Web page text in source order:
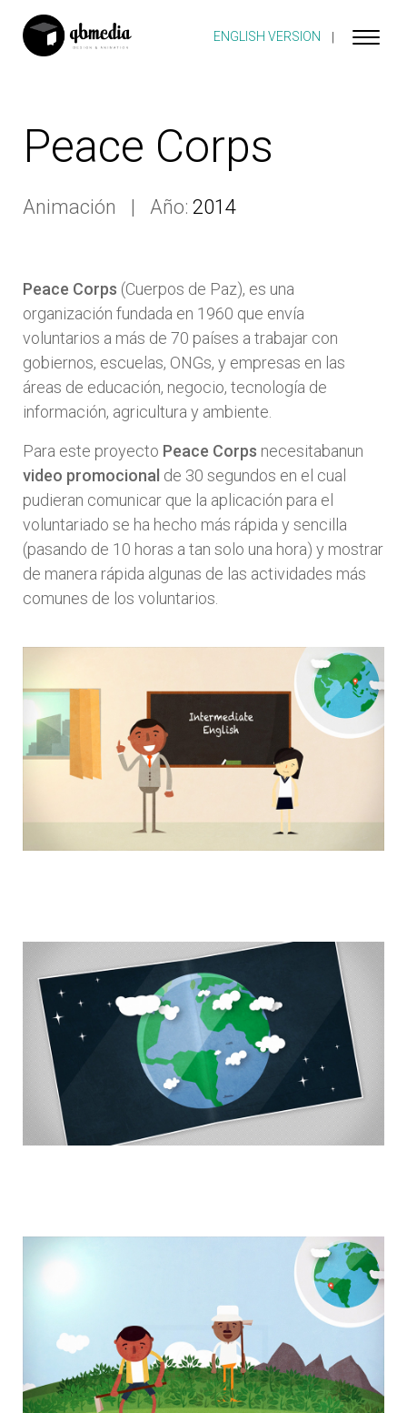
ENGLISH VERSION
Peace Corps
Animación Año: 2014
Peace Corps (Cuerpos de Paz), es una
organización fundada en 1960 que envía
voluntarios a más de 70 países a trabajar con
gobiernos, escuelas, ONGs, y empresas en las
áreas de educación, negocio, tecnología de
información, agricultura y ambiente.
Para este proyecto Peace Corps necesitabanun
video promocional de 30 segundos en el cual
pudieran comunicar que la aplicación para el
voluntariado se ha hecho más rápida y sencilla
(pasando de 10 horas a tan solo una hora) y mostrar
de manera rápida algunas de las actividades más
comunes de los voluntarios.